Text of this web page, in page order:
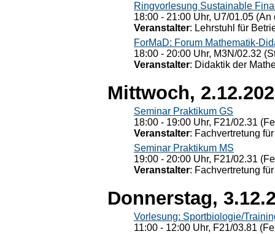
Ringvorlesung Sustainable
18:00 - 21:00 Uhr, U7/01.05
Veranstalter: Lehrstuhl für
ForMaD: Forum Mathematik-
18:00 - 20:00 Uhr, M3N/02.32
Veranstalter: Didaktik der
Mittwoch,
Seminar Praktikum GS
18:00 - 19:00 Uhr, F21/02.31
Veranstalter: Fachvertretung
Seminar Praktikum MS
19:00 - 20:00 Uhr, F21/02.31
Veranstalter: Fachvertretung
Donnerstag,
Vorlesung: Sportbiologie/
11:00 - 12:00 Uhr, F21/03.81